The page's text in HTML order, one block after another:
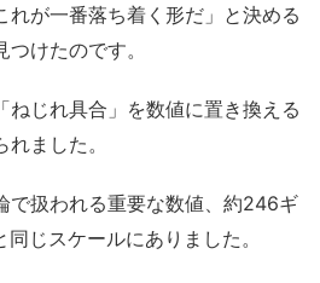
れが一番落ち着く形だ」と決める
けたのです。
ねじれ具合」を数値に置き換える
ました。
で扱われる重要な数値、約246ギ
じスケールにありました。